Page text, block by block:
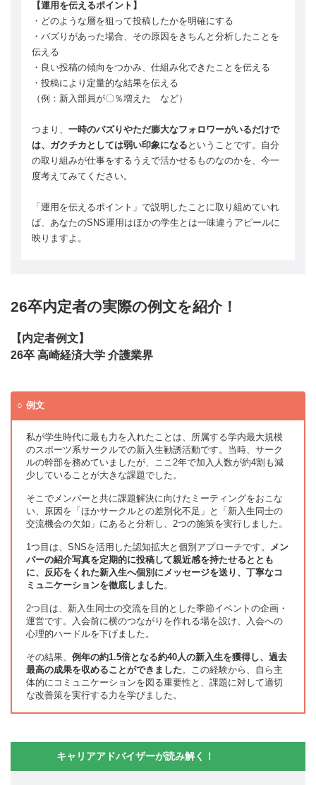
【運用を伝えるポイント】
・どのような層を狙って投稿したかを明確にする
・バズりがあった場合、その原因をきちんと分析したことを
伝える
・良い投稿の傾向をつかみ、仕組み化できたことを伝える
・投稿により定量的な結果を伝える
（例：新入部員が〇％増えた など）
つまり、 一時のバズりやただ膨大なフォロワーがいるだけで
は、ガクチカとしては弱い印象になる ということです。自分
の取り組みが仕事をするうえで活かせるものなのかを、今一
度考えてみてください。
「運用を伝えるポイント」で説明したことに取り組めていれ
ば、あなたのSNS運用はほかの学生とは一味違うアピールに
映りますよ。
26卒内定者の実際の例文を紹介！
【内定者例文】
26卒 高崎経済大学 介護業界
例文
私が学生時代に最も力を入れたことは、所属する学内最大規模
のスポーツ系サークルでの新入生勧誘活動です。当時、サーク
ルの幹部を務めていましたが、ここ2年で加入人数が約4割も減
少していることが大きな課題でした。
そこでメンバーと共に課題解決に向けたミーティングをおこな
い、原因を「ほかサークルとの差別化不足」と「新入生同士の
交流機会の欠如」にあると分析し、2つの施策を実行しました。
1つ目は、SNSを活用した認知拡大と個別アプローチです。
メン
バーの紹介写真を定期的に投稿して親近感を持たせるととも
に、反応をくれた新入生へ個別にメッセージを送り、丁寧なコ
ミュニケーションを徹底しました 。
2つ目は、新入生同士の交流を目的とした季節イベントの企画・
運営です。入会前に横のつながりを作れる場を設け、入会への
心理的ハードルを下げました。
その結果、 例年の約1.5倍となる約40人の新入生を獲得し、過去
最高の成果を収めることができました 。この経験から、自ら主
体的にコミュニケーションを図る重要性と、課題に対して適切
な改善策を実行する力を学びました。
キャリアアドバイザーが読み解く！